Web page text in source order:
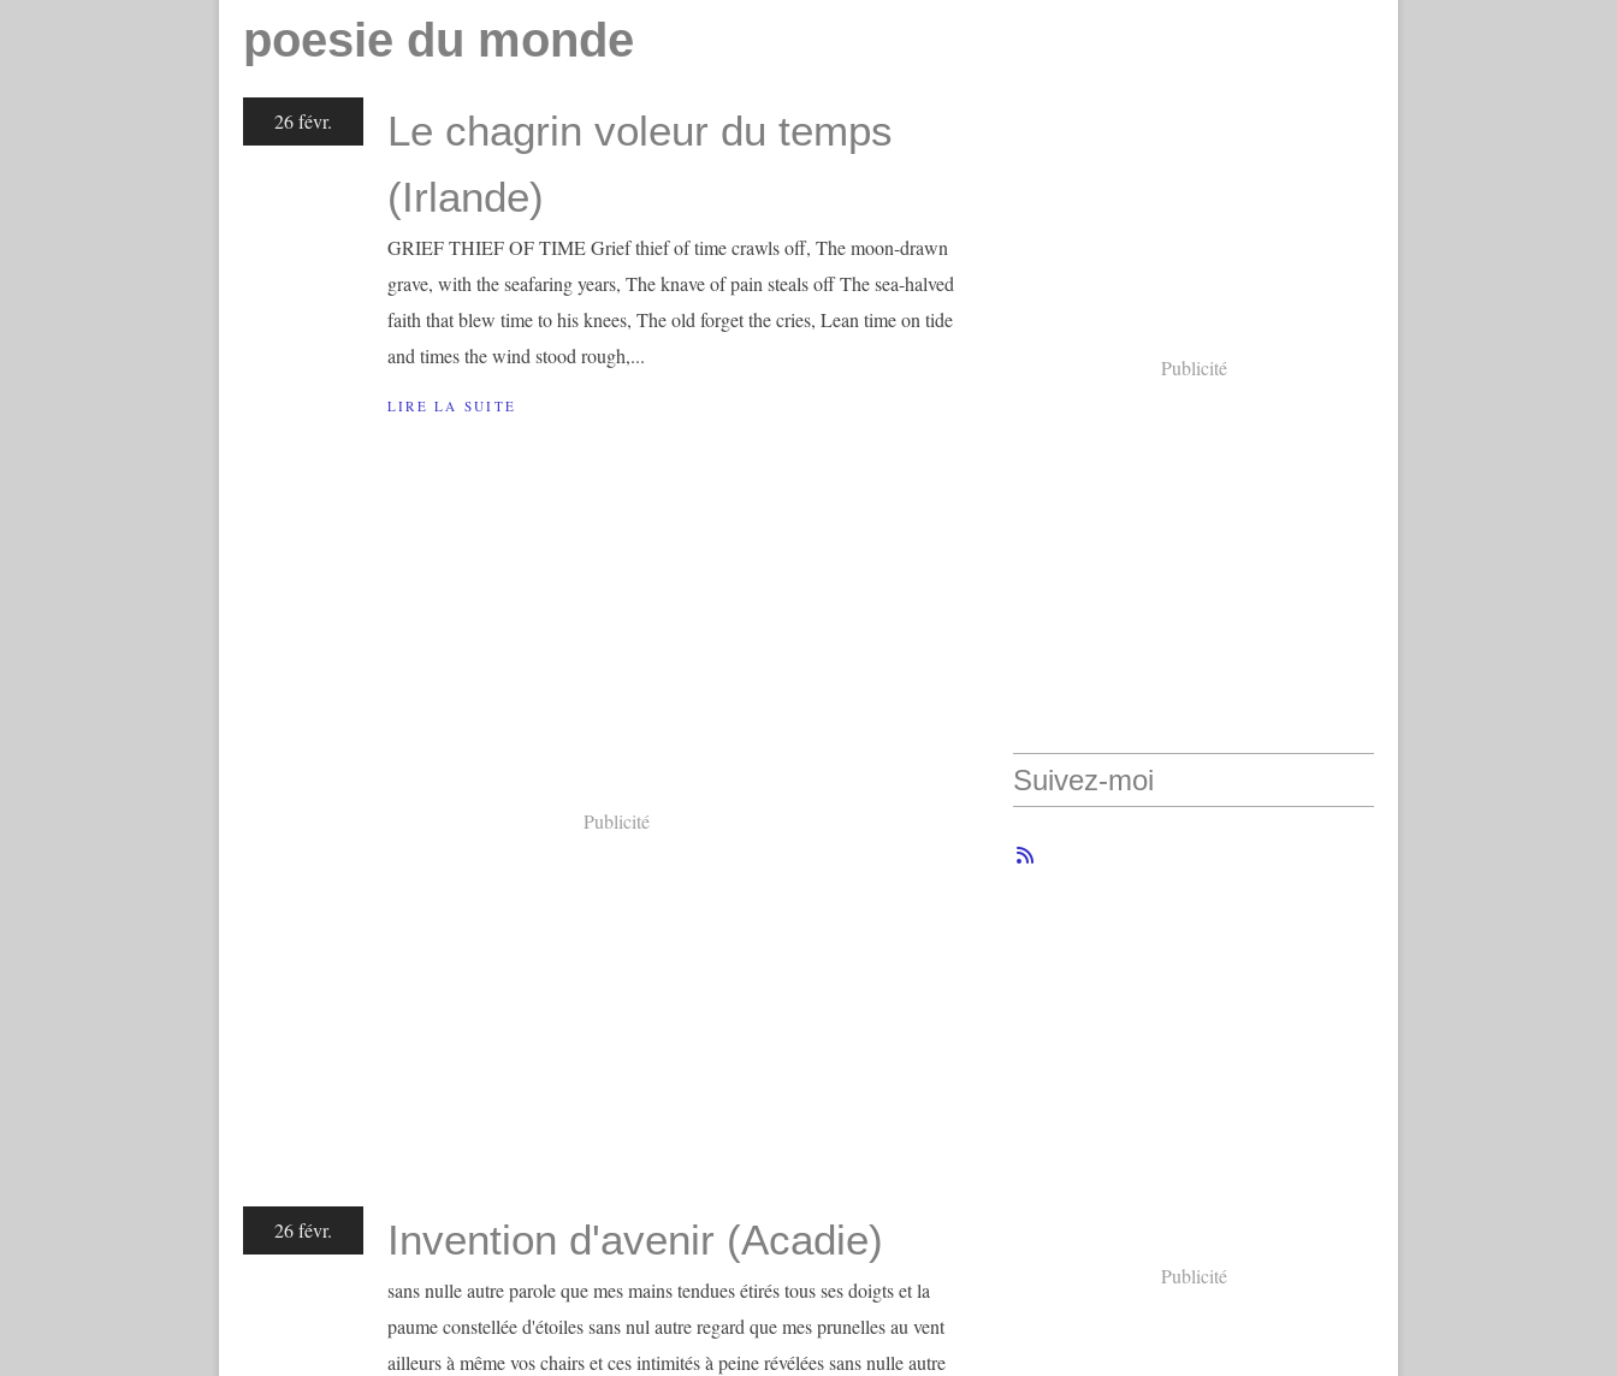
poesie du monde
26 févr.
Le chagrin voleur du temps
(Irlande)
GRIEF THIEF OF TIME Grief thief of time crawls off, The moon-drawn
grave, with the seafaring years, The knave of pain steals off The sea-halved
faith that blew time to his knees, The old forget the cries, Lean time on tide
and times the wind stood rough,...
LIRE LA SUITE
Publicité
26 févr. Invention d'avenir (Acadie)
sans nulle autre parole que mes mains tendues étirés tous ses doigts et la
paume constellée d'étoiles sans nul autre regard que mes prunelles au vent
ailleurs à même vos chairs et ces intimités à peine révélées sans nulle autre
Publicité
Suivez-moi
Publicité